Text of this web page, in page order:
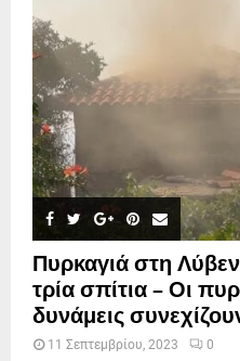
Πυρκαγιά στη
τρία σπίτια – Οι
δυνάμεις
11 Σεπτεμβρίου, 2023 0